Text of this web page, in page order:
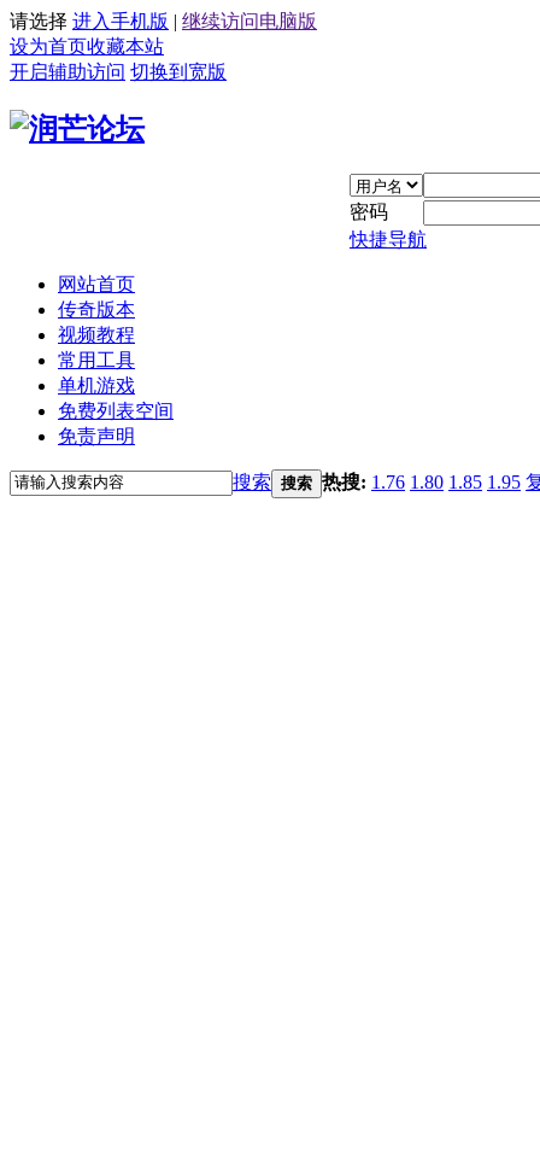
请选择 进入手机版 | 继续访问电脑版
设为首页收藏本站
开启辅助访问 切换到宽版
密码
快捷导航
网站首页
传奇版本
视频教程
常用工具
单机游戏
免费列表空间
免责声明
搜索 搜索 热搜: 1.76 1.80 1.85 1.95